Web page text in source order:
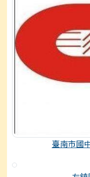
臺南市國